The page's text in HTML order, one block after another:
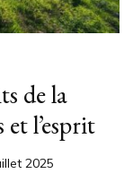
de la
l’esprit
2025